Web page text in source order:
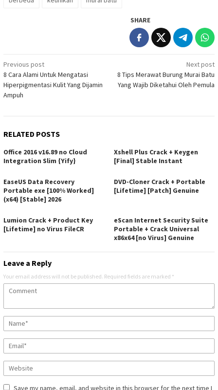
SHARE
Post
navigation
Previous post
8 Cara Alami Untuk Mengatasi
Hiperpigmentasi Kulit Yang Dijamin
Ampuh
Next post
8 Tips Merawat Burung Murai Batu
Yang Wajib Diketahui Oleh Pemula
RELATED POSTS
Office 2016 v16.89 no Cloud
Integration Slim {Yify}
Xshell Plus Crack + Keygen
[Final] Stable Instant
EaseUS Data Recovery
Portable exe [100% Worked]
(x64) [Stable] 2026
DVD-Cloner Crack + Portable
[Lifetime] [Patch] Genuine
Lumion Crack + Product Key
[Lifetime] no Virus FileCR
eScan Internet Security Suite
Portable + Crack Universal
x86x64 [no Virus] Genuine
Leave a Reply
Your email address will not be published. Required fields are marked *
Save my name, email, and website in this browser for the next time I